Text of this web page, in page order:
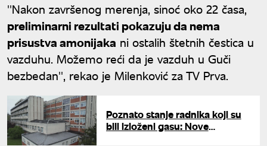
''Nakon završenog merenja, sinoć oko 22 časa,
preliminarni rezultati pokazuju da nema
prisustva amonijaka ni ostalih štetnih čestica u
vazduhu. Možemo reći da je vazduh u Guči
bezbedan'', rekao je Milenković za TV Prva.
Poznato stanje radnika koji su
bili izloženi gasu: Nove